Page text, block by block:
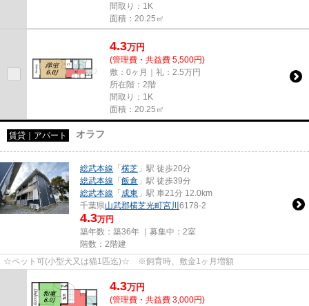
間取り：1K
面積：20.25㎡
4.3万円
(管理費・共益費 5,500円)
敷：0ヶ月｜礼：2.5万円
所在階：2階
間取り：1K
面積：20.25㎡
賃貸｜アパート オラフ
総武本線 「横芝 」駅 徒歩20分
総武本線 「飯倉 」駅 徒歩39分
総武本線 「成東 」駅 車21分 12.0km
千葉県山武郡横芝光町宮川 6178-2
4.3万円
築年数：築36年 ｜募集中： 2室
階数：2階建
☆ペット可(小型犬又は猫1匹迄)☆ ※飼育時、敷金1ヶ月増額
4.3万円
(管理費・共益費 3,000円)